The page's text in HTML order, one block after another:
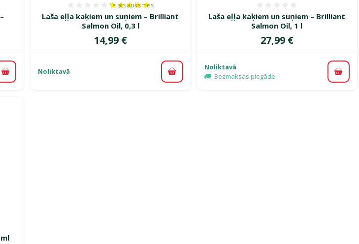
Pievienot grozam
Laša eļļa kaķiem un suņiem – Brilliant
Salmon Oil, 0,3 l
Atsauksmes 100%, reitingu skaits: 1
1× atsauksmes
Cena
14,99 €
Noliktavā Pievienot grozam
Laša eļļa kaķiem un suņiem – Brilliant
Salmon Oil, 1 l
Cena
27,99 €
Noliktavā
Bezmaksas piegāde